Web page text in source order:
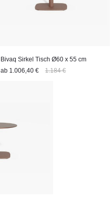
Bivaq Sirkel Tisch Ø60 x 55 cm
ab 1.006,40 € 1.184 €